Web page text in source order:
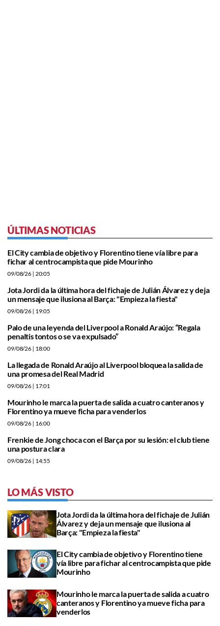
ÚLTIMAS NOTICIAS
El City cambia de objetivo y Florentino tiene vía libre para
fichar al centrocampista que pide Mourinho
09/08/26 | 20:05
Jota Jordi da la última hora del fichaje de Julián Álvarez y deja
un mensaje que ilusiona al Barça: "Empieza la fiesta"
09/08/26 | 19:05
Palo de una leyenda del Liverpool a Ronald Araújo: “Regala
penaltis tontos o se va expulsado”
09/08/26 | 18:00
La llegada de Ronald Araújo al Liverpool bloquea la salida de
una promesa del Real Madrid
09/08/26 | 17:01
Mourinho le marca la puerta de salida a cuatro canteranos y
Florentino ya mueve ficha para venderlos
09/08/26 | 16:00
Frenkie de Jong choca con el Barça por su lesión: el club tiene
una postura clara
09/08/26 | 14:55
LO MÁS VISTO
Jota Jordi da la última hora del fichaje de Julián
Álvarez y deja un mensaje que ilusiona al
Barça: "Empieza la fiesta"
El City cambia de objetivo y Florentino tiene
vía libre para fichar al centrocampista que pide
Mourinho
Mourinho le marca la puerta de salida a cuatro
canteranos y Florentino ya mueve ficha para
venderlos